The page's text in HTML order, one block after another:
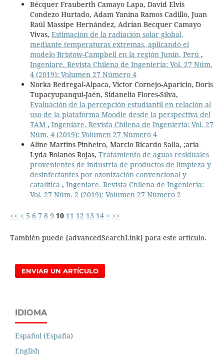
Bécquer Frauberth Camayo Lapa, David Elvis
Condezo Hurtado, Adam Yanina Ramos Cadillo, Juan
Raúl Massipe Hernández, Adrian Becquer Camayo
Vivas, Estimación de la radiación solar global,
mediante temperaturas extremas, aplicando el
modelo Bristow-Campbell en la región Junín, Perú ,
Ingeniare. Revista Chilena de Ingeniería: Vol. 27 Núm.
4 (2019): Volumen 27 Número 4
Norka Bedregal-Alpaca, Víctor Cornejo-Aparicio, Doris
Tupacyupanqui-Jaén, Sidanelia Flores-Silva,
Evaluación de la percepción estudiantil en relación al
uso de la plataforma Moodle desde la perspectiva del
TAM , Ingeniare. Revista Chilena de Ingeniería: Vol. 27
Núm. 4 (2019): Volumen 27 Número 4
Aline Martins Pinheiro, Marcio Ricardo Salla, ;aria
Lyda Bolanos Rojas, Tratamiento de aguas residuales
provenientes de industria de productos de limpieza y
desinfectantes por ozonización convencional y
catalítica , Ingeniare. Revista Chilena de Ingeniería:
Vol. 27 Núm. 2 (2019): Volumen 27 Número 2
<< < 5 6 7 8 9 10 11 12 13 14 > >>
También puede {advancedSearchLink} para este artículo.
ENVIAR UN ARTÍCULO
IDIOMA
Español (España)
English